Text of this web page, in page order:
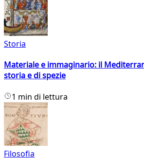
Storia
Materiale e immaginario: il
storia e di spezie
1 min di lettura
Filosofia